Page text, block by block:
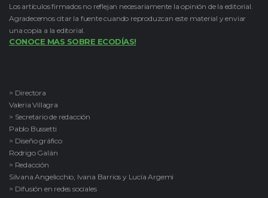
Los artículos firmados no reflejan necesariamente la opinión de la editorial.
Agradecemos citar la fuente cuando reproduzcan este material y enviar
una copia a la editorial.
CONOCE MAS SOBRE ECODÍAS!
> Directora
Valeria Villagra
> Secretario de redacción
Pablo Bussetti
> Diseño gráfico
Rodrigo Galán
> Redacción
Silvana Angelicchio, Ivana Barrios y Lucía Argemi
> Difusión en redes sociales